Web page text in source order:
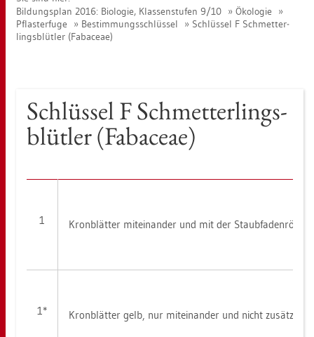
Bil­dungs­plan 2016: Bio­lo­gie, Klas­sen­stu­fen 9/10
Öko­lo­gie
Pflas­ter­fu­ge
Be­stim­mungs­schlüs­sel
Schlüs­sel F Schmet­ter­
lings­blüt­ler (Fa­baceae)
Schlüs­sel F Schmet­ter­lings­
blüt­ler (Fa­baceae)
1 Kron­blät­ter mit­ein­an­der und mit der Staub­fa­den­röh­re
1* Kron­blät­ter gelb, nur mit­ein­an­der und nicht